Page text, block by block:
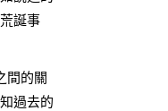
誕事
間的關
過去的